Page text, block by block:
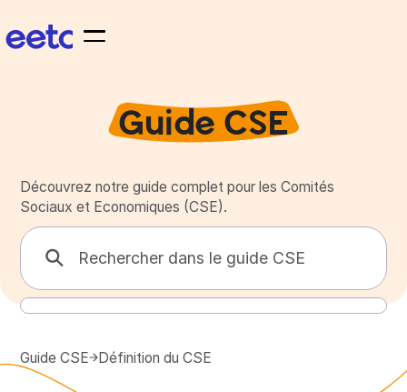
Guide CSE
Découvrez notre guide complet pour les Comités
Sociaux et Economiques (CSE).
Guide CSE Définition du CSE